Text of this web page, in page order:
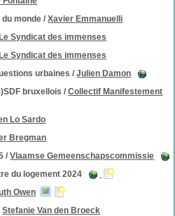
monde /Xavier Emmanuelli
Le Syndicat des immenses
Le Syndicat des immenses
urbaines /Julien Damon
bruxellois /Collectif Manifestement
Lo Sardo
Bregman
/Vlaamse Gemeenschapscommissie
du logement 2024
Owen
Stefanie Van den Broeck